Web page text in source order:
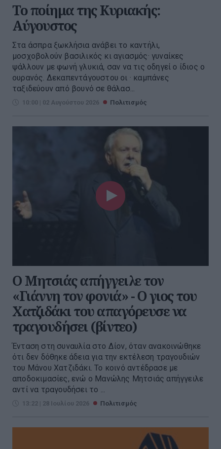
Το ποίημα της Κυριακής:
Αύγουστος
Στα άσπρα ξωκλήσια ανάβει το καντήλι,
μοσχοβολούν βασιλικός κι αγιασμός· γυναίκες
ψάλλουν με φωνή γλυκιά, σαν να τις οδηγεί ο ίδιος ο
ουρανός. Δεκαπεντάγουστου οι · καμπάνες
ταξιδεύουν από βουνό σε θάλασ...
10:00 | 02 Αυγούστου 2026 Πολιτισμός
Ο Μητσιάς απήγγειλε τον
«Γιάννη τον φονιά» - Ο γιος του
Χατζιδάκι του απαγόρευσε να
τραγουδήσει (βίντεο)
Ένταση στη συναυλία στο Δίον, όταν ανακοινώθηκε
ότι δεν δόθηκε άδεια για την εκτέλεση τραγουδιών
του Μάνου Χατζιδάκι. Το κοινό αντέδρασε με
αποδοκιμασίες, ενώ ο Μανώλης Μητσιάς απήγγειλε
αντί να τραγουδήσει το ...
13:22 | 28 Ιουλίου 2026 Πολιτισμός